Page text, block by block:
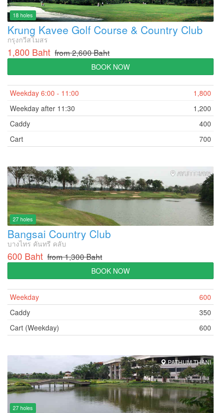
18 holes
Krung Kavee Golf Course & Country Club
กรุงกวีสโมสร
1,800 Baht from 2,600 Baht
BOOK NOW
Weekday 6:00 - 11:00
1,800
Weekday after 11:30
1,200
Caddy
400
Cart
700
AYUTTHAYA
27 holes
Bangsai Country Club
บางไทร คันทรี คลับ
600 Baht from 1,300 Baht
BOOK NOW
Weekday
600
Caddy
350
Cart (Weekday)
600
PATHUM THANI
27 holes